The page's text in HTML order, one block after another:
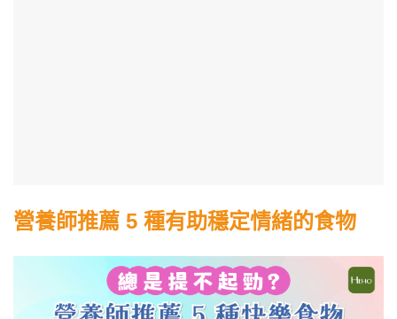
營養師推薦 5 種有助穩定情緒的食物